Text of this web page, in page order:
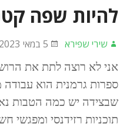
להיות שפה
שירי שפירא 5 במאי 2023
אני לא רוצה לתת את
ספרות גרמנית הוא
שבצידה יש כמה הטבות
תוכניות רזידנסי ומפגשי